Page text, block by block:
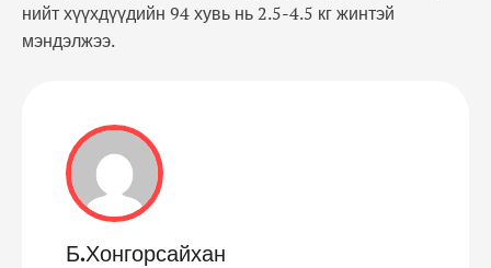
нийт хүүхдүүдийн 94 хувь нь 2.5-4.5 кг жинтэй
мэндэлжээ.
Б.Хонгорсайхан